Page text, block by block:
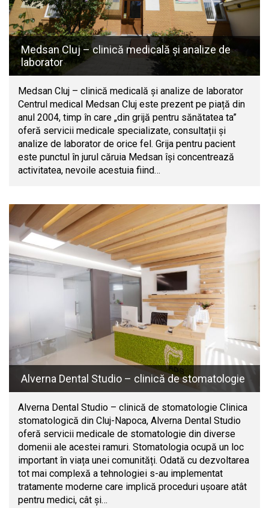
Medsan Cluj – clinică medicală și analize de
laborator
Medsan Cluj – clinică medicală și analize de laborator
Centrul medical Medsan Cluj este prezent pe piață din
anul 2004, timp în care „din grijă pentru sănătatea ta”
oferă servicii medicale specializate, consultații și
analize de laborator de orice fel. Grija pentru pacient
este punctul în jurul căruia Medsan își concentrează
activitatea, nevoile acestuia fiind…
Alverna Dental Studio – clinică de stomatologie
Alverna Dental Studio – clinică de stomatologie Clinica
stomatologică din Cluj-Napoca, Alverna Dental Studio
oferă servicii medicale de stomatologie din diverse
domenii ale acestei ramuri. Stomatologia ocupă un loc
important în viața unei comunități. Odată cu dezvoltarea
tot mai complexă a tehnologiei s-au implementat
tratamente moderne care implică proceduri ușoare atât
pentru medici, cât și…